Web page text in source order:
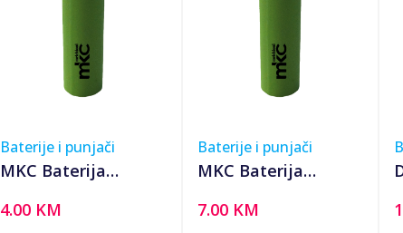
Baterije i punjači
MKC Baterija
900mAh - AAA Ni-Mh
4.00 KM
Baterije i punjači
MKC Baterija
2600mAh - AA Ni-Mh
7.00 KM